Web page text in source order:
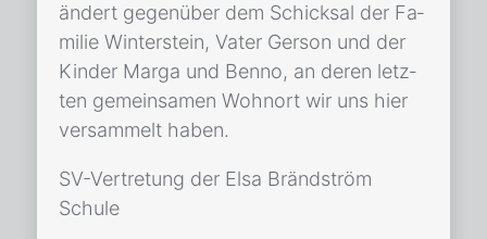
än­dert ge­gen­über dem Schick­sal der Fa­
mi­lie Win­ter­stein, Va­ter Ger­son und der
Kin­der Mar­ga und Ben­no, an de­ren letz­
ten ge­mein­sa­men Wohn­ort wir uns hier
ver­sam­melt ha­ben.
SV-Ver­tre­tung der Elsa Bränd­ström
Schu­le